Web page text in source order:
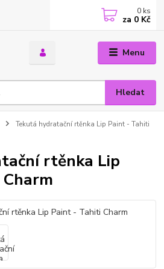
Menu
Hledat
0 ks
za 0 Kč
Tekutá hydratační rtěnka Lip Paint - Tahiti
rtěnka Lip